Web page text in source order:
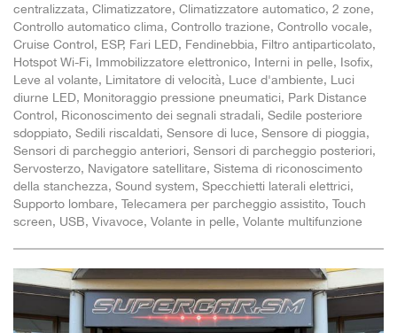
centralizzata, Climatizzatore, Climatizzatore automatico, 2 zone,
Controllo automatico clima, Controllo trazione, Controllo vocale,
Cruise Control, ESP, Fari LED, Fendinebbia, Filtro antiparticolato,
Hotspot Wi-Fi, Immobilizzatore elettronico, Interni in pelle, Isofix,
Leve al volante, Limitatore di velocità, Luce d'ambiente, Luci
diurne LED, Monitoraggio pressione pneumatici, Park Distance
Control, Riconoscimento dei segnali stradali, Sedile posteriore
sdoppiato, Sedili riscaldati, Sensore di luce, Sensore di pioggia,
Sensori di parcheggio anteriori, Sensori di parcheggio posteriori,
Servosterzo, Navigatore satellitare, Sistema di riconoscimento
della stanchezza, Sound system, Specchietti laterali elettrici,
Supporto lombare, Telecamera per parcheggio assistito, Touch
screen, USB, Vivavoce, Volante in pelle, Volante multifunzione